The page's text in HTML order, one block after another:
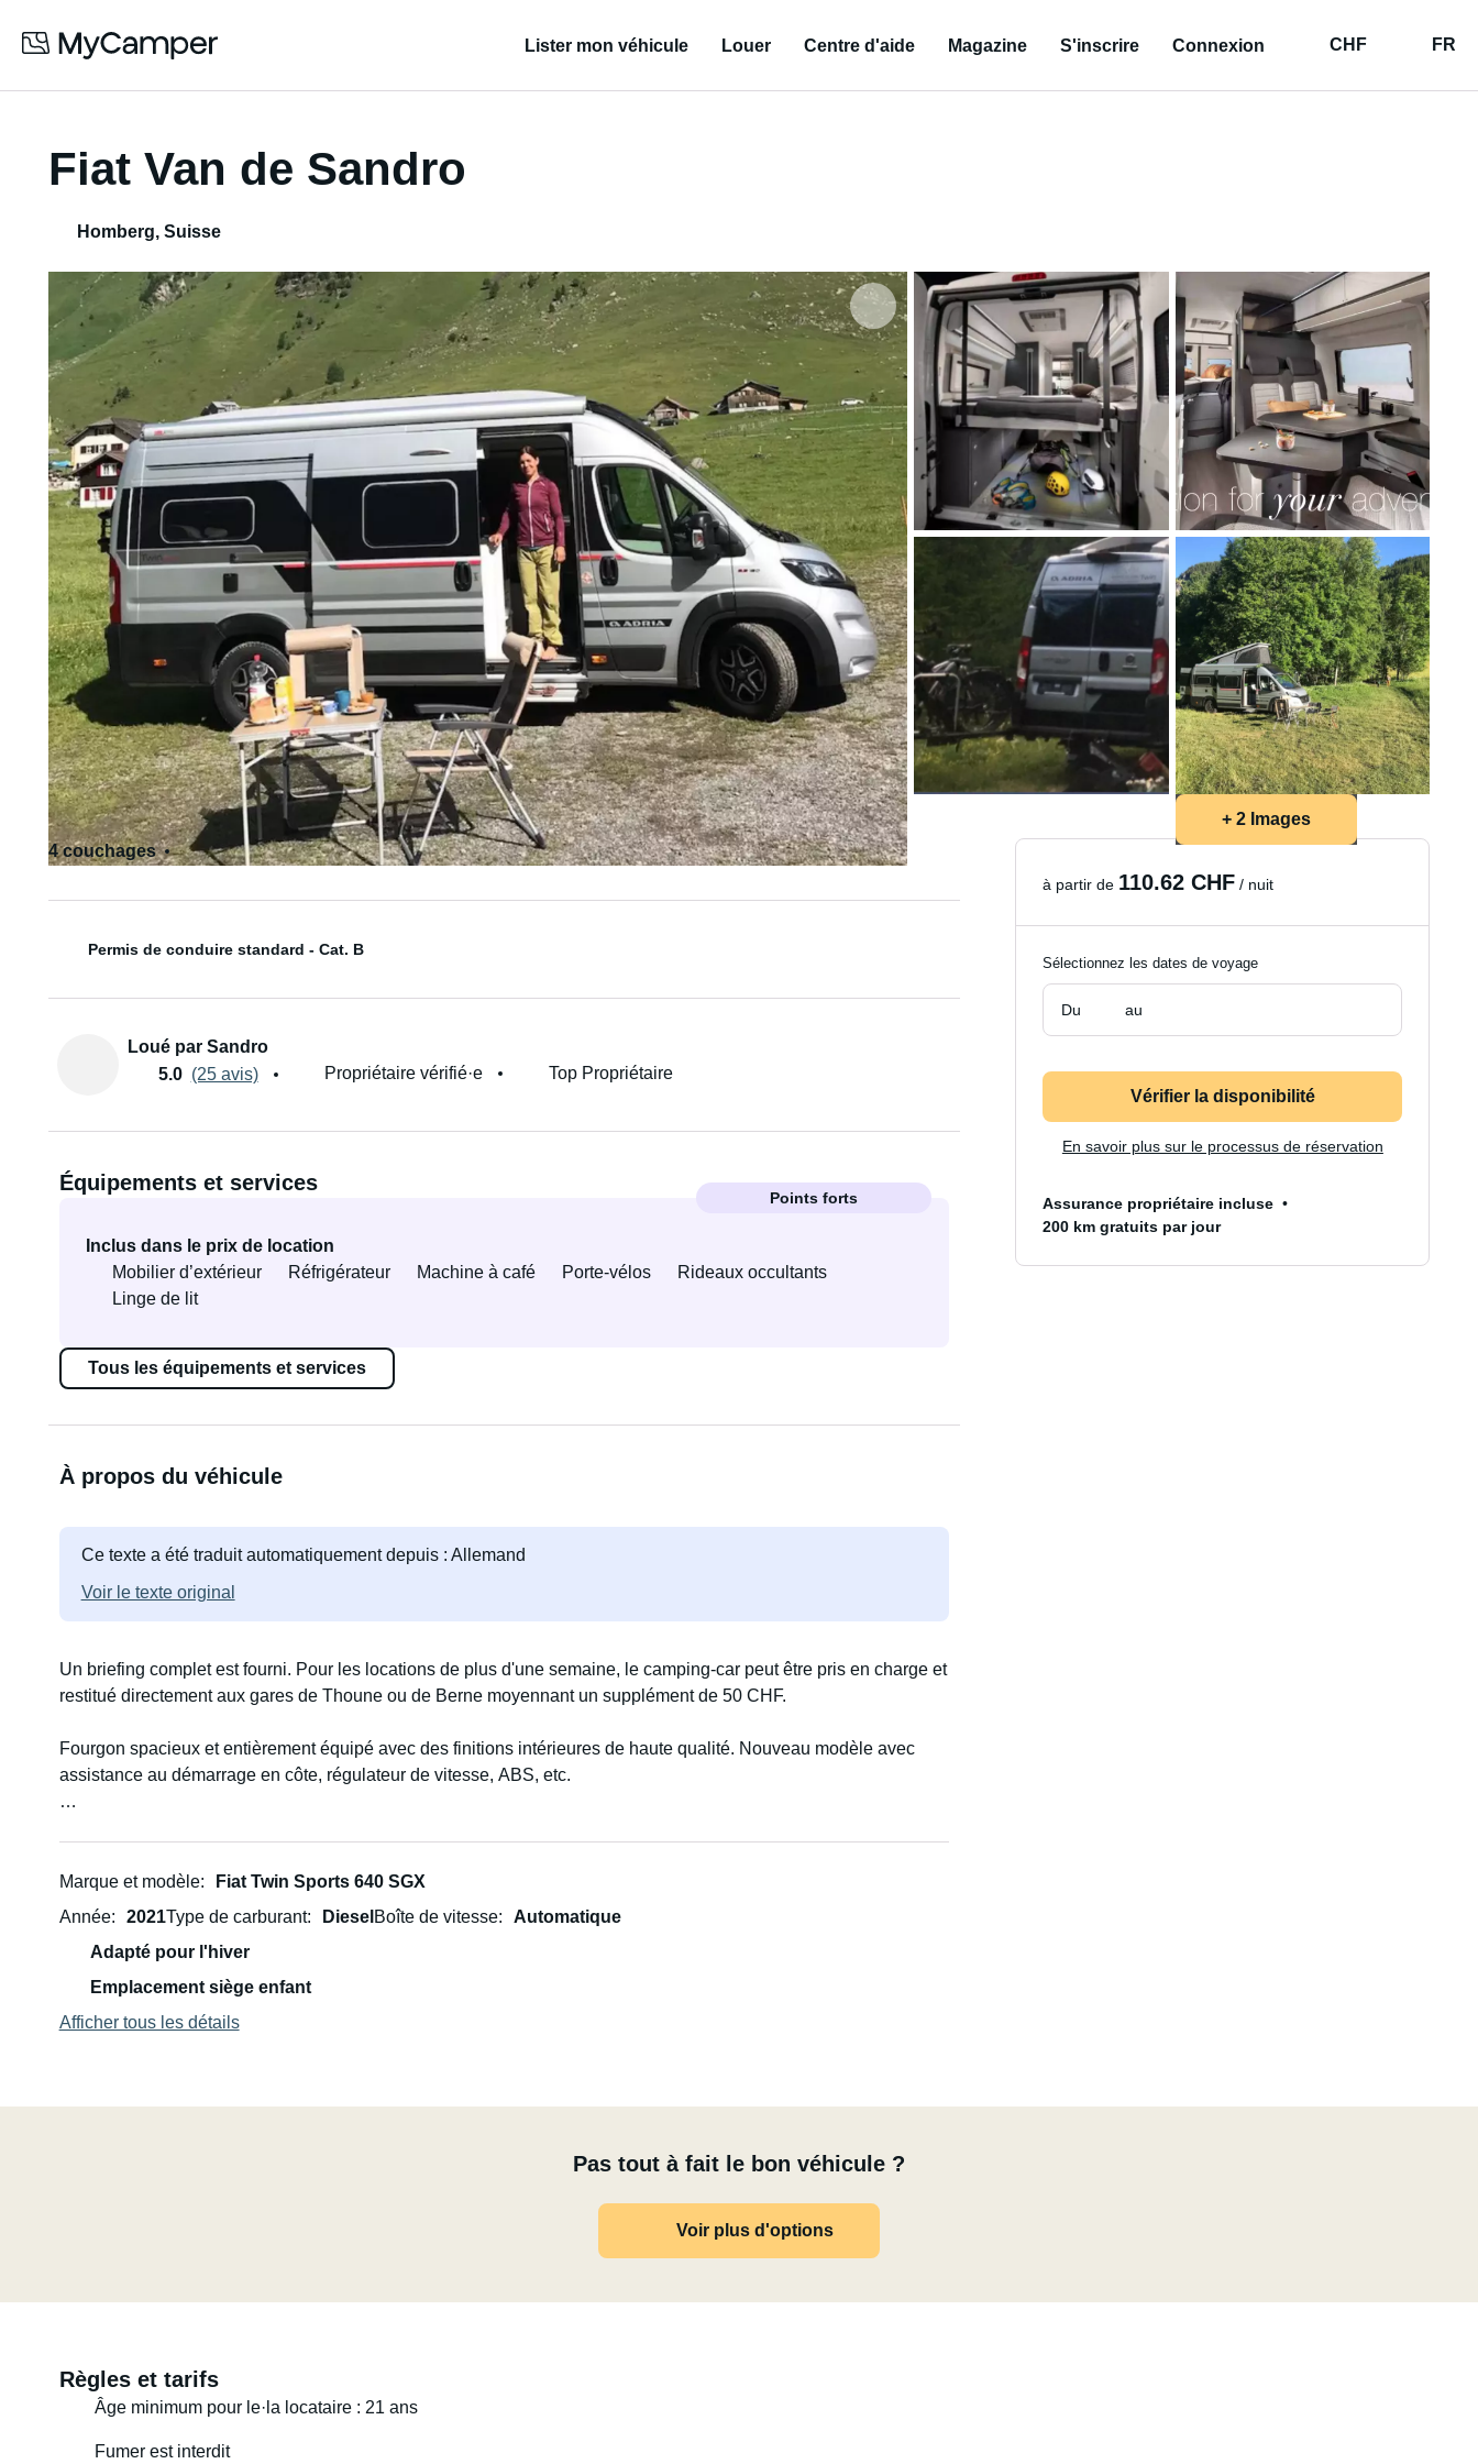
Lister mon véhicule Louer Centre d'aide Magazine S'inscrire Connexion CHF FR
Fiat Van de Sandro
Homberg, Suisse
+ 2 Images
4 couchages
4 siège(s)
Permis de conduire standard - Cat. B
Loué par Sandro
5.0 (25 avis) Propriétaire vérifié·e Top Propriétaire
Équipements et services
Points forts
Inclus dans le prix de location
Mobilier d’extérieur
Réfrigérateur Machine à café Porte-vélos
Rideaux occultants
Linge de lit
Tous les équipements et services
À propos du véhicule
Ce texte a été traduit automatiquement depuis : Allemand
Voir le texte original
Un briefing complet est fourni. Pour les locations de plus d'une semaine, le camping-car peut être pris en charge et
restitué directement aux gares de Thoune ou de Berne moyennant un supplément de 50 CHF.
Fourgon spacieux et entièrement équipé avec des finitions intérieures de haute qualité. Nouveau modèle avec
assistance au démarrage en côte, régulateur de vitesse, ABS, etc.
Cuisine entièrement équipée. Grand réfrigérateur avec compartiment congélateur.
Nombreux rangements, tout est facile d'accès et idéal pour les campeurs débutants.
Chauffage auxiliaire : au diesel, donc toujours disponible.
Accessoires (calages d’installation, rallonge, câbles, adaptateurs de prise, outils et autres équipements de
Bon séjour !
Marque et modèle
Fiat Twin Sports 640 SGX
Année
2021Type de carburant Diesel Boîte de vitesse
Automatique
Adapté pour l'hiver
Emplacement siège enfant
Afficher tous les détails
Pas tout à fait le bon véhicule ?
Voir plus d'options
Règles et tarifs
Âge minimum pour le·la locataire : 21 ans
Fumer est interdit
à partir de 110.62 CHF / nuit
Sélectionnez les dates de voyage
Du au
Vérifier la disponibilité
En savoir plus sur le processus de réservation
Assurance propriétaire incluse
200 km gratuits par jour